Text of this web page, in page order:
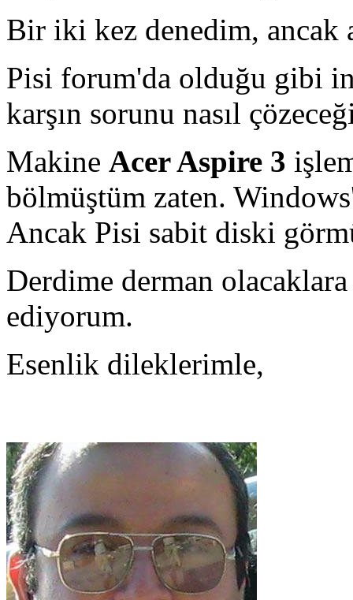
Bir iki kez denedim, ancak
Pisi forum'da olduğu gibi
karşın sorunu nasıl
Makine Acer Aspire 3
bölmüştüm zaten.
Ancak Pisi sabit diski
Derdime derman
ediyorum.
Esenlik dileklerimle,